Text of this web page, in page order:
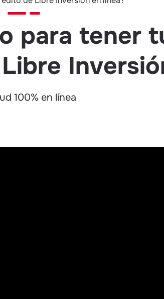
para tener
100% en línea